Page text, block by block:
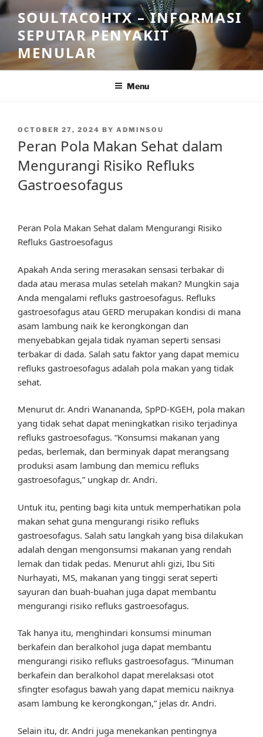
Skip
to
content
SOULTACOHTX – INFORMASI
SEPUTAR PENYAKIT
MENULAR
Menu
POSTED
OCTOBER 27, 2024 BY ADMINSOU
Peran Pola Makan Sehat dalam
Mengurangi Risiko Refluks
Gastroesofagus
Peran Pola Makan Sehat dalam Mengurangi Risiko
Refluks Gastroesofagus
Apakah Anda sering merasakan sensasi terbakar di
dada atau merasa mulas setelah makan? Mungkin saja
Anda mengalami refluks gastroesofagus. Refluks
gastroesofagus atau GERD merupakan kondisi di mana
asam lambung naik ke kerongkongan dan
menyebabkan gejala tidak nyaman seperti sensasi
terbakar di dada. Salah satu faktor yang dapat memicu
refluks gastroesofagus adalah pola makan yang tidak
sehat.
Menurut dr. Andri Wanananda, SpPD-KGEH, pola makan
yang tidak sehat dapat meningkatkan risiko terjadinya
refluks gastroesofagus. “Konsumsi makanan yang
pedas, berlemak, dan berminyak dapat merangsang
produksi asam lambung dan memicu refluks
gastroesofagus,” ungkap dr. Andri.
Untuk itu, penting bagi kita untuk memperhatikan pola
makan sehat guna mengurangi risiko refluks
gastroesofagus. Salah satu langkah yang bisa dilakukan
adalah dengan mengonsumsi makanan yang rendah
lemak dan tidak pedas. Menurut ahli gizi, Ibu Siti
Nurhayati, MS, makanan yang tinggi serat seperti
sayuran dan buah-buahan juga dapat membantu
mengurangi risiko refluks gastroesofagus.
Tak hanya itu, menghindari konsumsi minuman
berkafein dan beralkohol juga dapat membantu
mengurangi risiko refluks gastroesofagus. “Minuman
berkafein dan beralkohol dapat merelaksasi otot
sfingter esofagus bawah yang dapat memicu naiknya
asam lambung ke kerongkongan,” jelas dr. Andri.
Selain itu, dr. Andri juga menekankan pentingnya